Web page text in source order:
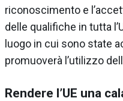
riconoscimento e
delle qualifiche in tutta
luogo in cui sono state
promuoverà l’utilizzo
Rendere l’UE una